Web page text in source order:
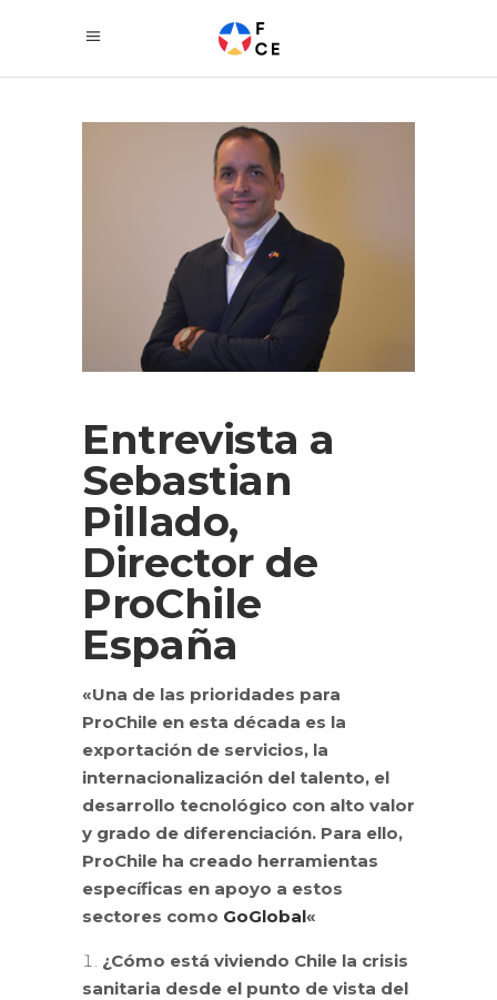
Entrevista a
Sebastian
Pillado,
Director de
ProChile
España
«Una de las prioridades para
ProChile en esta década es la
exportación de servicios, la
internacionalización del talento, el
desarrollo tecnológico con alto valor
y grado de diferenciación. Para ello,
ProChile ha creado herramientas
específicas en apoyo a estos
sectores como GoGlobal«
¿Cómo está viviendo Chile la crisis
sanitaria desde el punto de vista del